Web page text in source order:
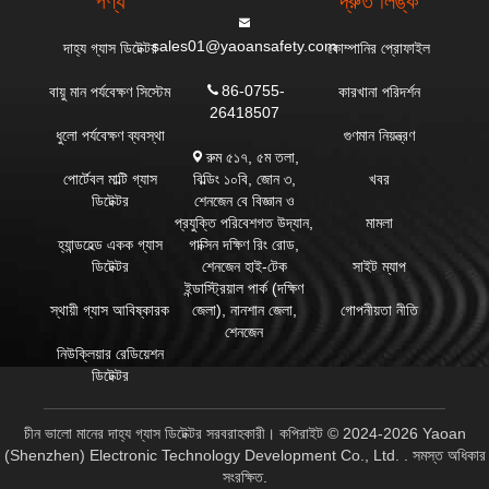
দাহ্য গ্যাস ডিটেক্টর
বায়ু মান পর্যবেক্ষণ সিস্টেম
ধুলো পর্যবেক্ষণ ব্যবস্থা
পোর্টেবল মাল্টি গ্যাস
ডিটেক্টর
হ্যান্ডহেল্ড একক গ্যাস
ডিটেক্টর
স্থায়ী গ্যাস আবিষ্কারক
নিউক্লিয়ার রেডিয়েশন
ডিটেক্টর
sales01@yaoansafety.com
86-0755-
26418507
রুম ৫১৭, ৫ম তলা,
বিল্ডিং ১০বি, জোন ৩,
শেনজেন বে বিজ্ঞান ও
প্রযুক্তি পরিবেশগত উদ্যান,
গাক্সিন দক্ষিণ রিং রোড,
শেনজেন হাই-টেক
ইন্ডাস্ট্রিয়াল পার্ক (দক্ষিণ
জেলা), নানশান জেলা,
শেনজেন
কোম্পানির প্রোফাইল
কারখানা পরিদর্শন
গুণমান নিয়ন্ত্রণ
খবর
মামলা
সাইট ম্যাপ
গোপনীয়তা নীতি
চীন ভালো মানের দাহ্য গ্যাস ডিটেক্টর সরবরাহকারী। কপিরাইট © 2024-2026 Yaoan
(Shenzhen) Electronic Technology Development Co., Ltd. . সমস্ত অধিকার
সংরক্ষিত.